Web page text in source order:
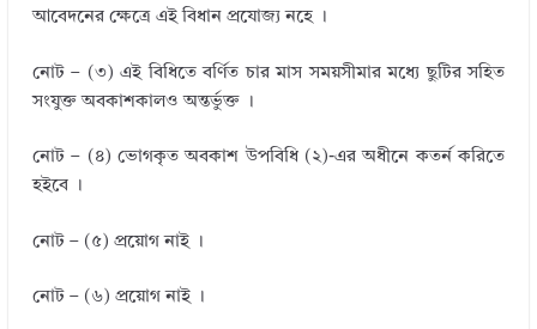
আবেদনের ক্ষেত্রে এই বিধান প্রযোজ্য নহে ।
নোট – (৩) এই বিধিতে বর্ণিত চার মাস সময়সীমার মধ্যে ছুটির সহিত
সংযুক্ত অবকাশকালও অন্তর্ভুক্ত ।
নোট – (৪) ভোগকৃত অবকাশ উপবিধি (২)-এর অধীনে কতর্ন করিতে
হইবে ।
নোট – (৫) প্রয়োগ নাই ।
নোট – (৬) প্রয়োগ নাই ।